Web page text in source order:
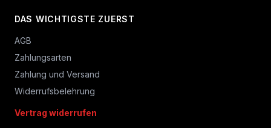
DAS WICHTIGSTE ZUERST
AGB
Zahlungsarten
Zahlung und Versand
Widerrufsbelehrung
Vertrag widerrufen